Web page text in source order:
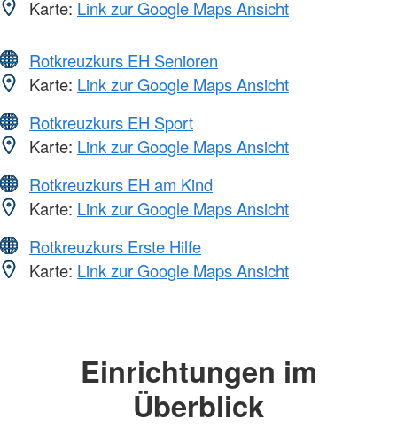
Karte: Link zur Google Maps Ansicht
Rotkreuzkurs EH Senioren
Karte: Link zur Google Maps Ansicht
Rotkreuzkurs EH Sport
Karte: Link zur Google Maps Ansicht
Rotkreuzkurs EH am Kind
Karte: Link zur Google Maps Ansicht
Rotkreuzkurs Erste Hilfe
Karte: Link zur Google Maps Ansicht
Einrichtungen im
Überblick